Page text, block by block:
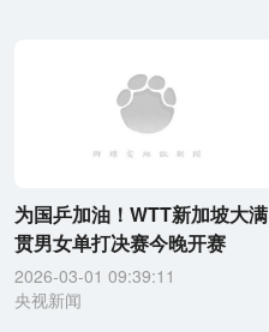
为国乒加油！WTT新加坡大满
贯男女单打决赛今晚开赛
2026-03-01 09:39:11
央视新闻